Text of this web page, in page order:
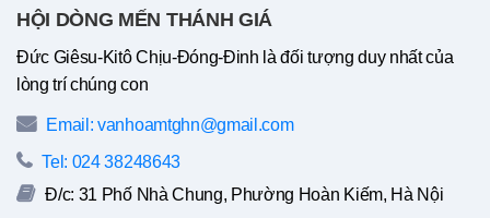
HỘI DÒNG MẾN THÁNH GIÁ
Đức Giêsu-Kitô Chịu-Đóng-Đinh là đối tượng duy nhất của
lòng trí chúng con
Email: vanhoamtghn@gmail.com
Tel: 024 38248643
Đ/c: 31 Phố Nhà Chung, Phường Hoàn Kiếm, Hà Nội